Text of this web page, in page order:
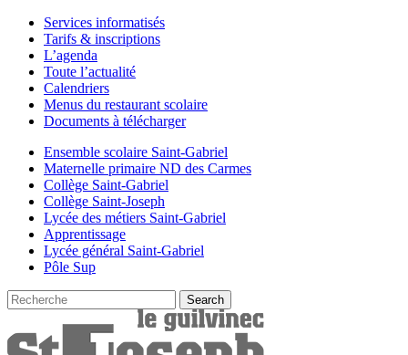
Services informatisés
Tarifs & inscriptions
L’agenda
Toute l’actualité
Calendriers
Menus du restaurant scolaire
Documents à télécharger
Ensemble scolaire Saint-Gabriel
Maternelle primaire ND des Carmes
Collège Saint-Gabriel
Collège Saint-Joseph
Lycée des métiers Saint-Gabriel
Apprentissage
Lycée général Saint-Gabriel
Pôle Sup